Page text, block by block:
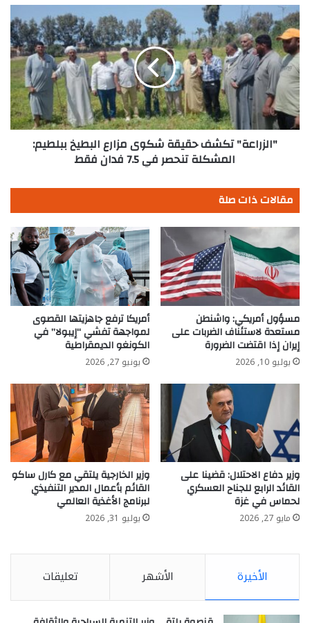
"الزراعة"
تكشف
حقيقة
شكوى
مزارع
البطيخ
ببلطيم:
المشكلة
تنحصر
فقط
"الزراعة" تكشف حقيقة شكوى مزارع البطيخ ببلطيم:
المشكلة تنحصر في 7.5 فدان فقط
مقالات ذات صلة
مسؤول أمريكي: واشنطن
مستعدة لاستئناف الضربات على
إيران إذا اقتضت الضرورة
يوليو 10, 2026
أمريكا ترفع جاهزيتها القصوى
لمواجهة تفشي “إيبولا” في
الكونغو الديمقراطية
يونيو 27, 2026
وزير دفاع الاحتلال: قضينا على
القائد الرابع للجناح العسكري
لحماس في غزة
مايو 27, 2026
وزير الخارجية يلتقي مع كارل ساكو
القائم بأعمال المدير التنفيذي
لبرنامج الأغذية العالمي
يوليو 31, 2026
الأخيرة الأشهر تعليقات